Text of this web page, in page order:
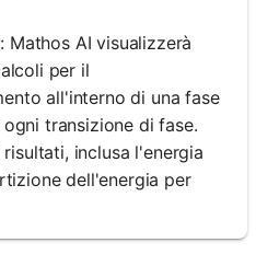
Mathos AI visualizzerà
per il
all'interno di una fase
transizione di fase.
inclusa l'energia
dell'energia per